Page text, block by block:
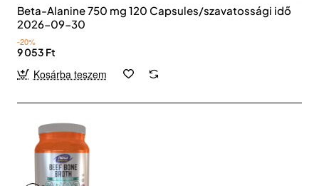
Beta-Alanine 750 mg 120 Capsules/szavatossági idő
2026-09-30
-20%
9 053 Ft
Kosárba teszem